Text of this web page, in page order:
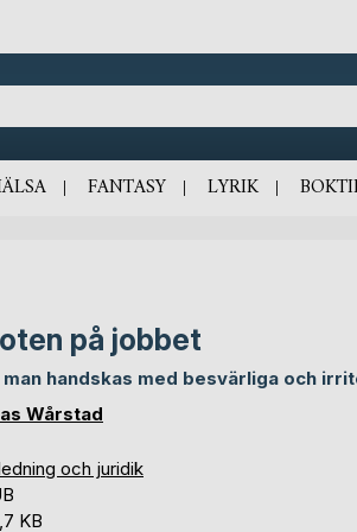
FANTASY LYRIK
på jobbet
man handskas med besvärliga och
Wårstad
och juridik
KB